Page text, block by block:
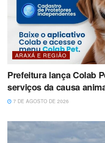
ARAXÁ E REGIÃO
Prefeitura lança Colab
serviços da causa
7 DE AGOSTO DE 2026